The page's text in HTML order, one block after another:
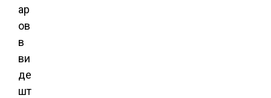
ар
ов
в
ви
де
шт